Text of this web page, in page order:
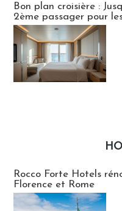
Bon plan croisière :
2ème passager pour
Rocco Forte Hotels
Florence et Rome